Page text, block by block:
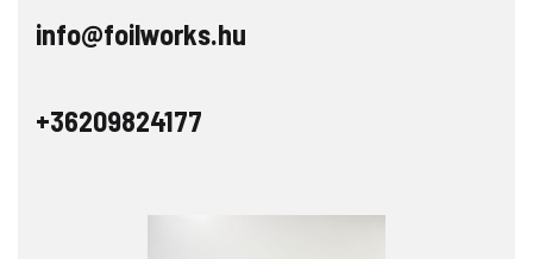
info@foilworks.hu
+36209824177